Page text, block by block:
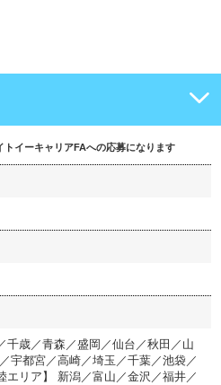
ト イーキャリアFAへの応募になります
千歳／青森／盛岡／仙台／秋田／山
宇都宮／高崎／埼玉／千葉／池袋／
エリア】 新潟／富山／金沢／福井／